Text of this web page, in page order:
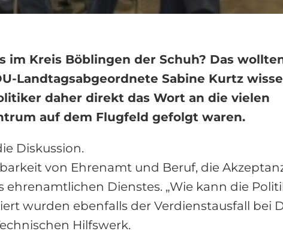
Kreis Böblingen der Schuh? Das
Landtagsabgeordnete Sabine Kurtz
daher direkt das Wort an die vielen
auf dem Flugfeld gefolgt waren.
Diskussion.
von Ehrenamt und Beruf, die
Dienstes. „Wie kann die
wurden ebenfalls der Verdienstausfall bei
Hilfswerk.